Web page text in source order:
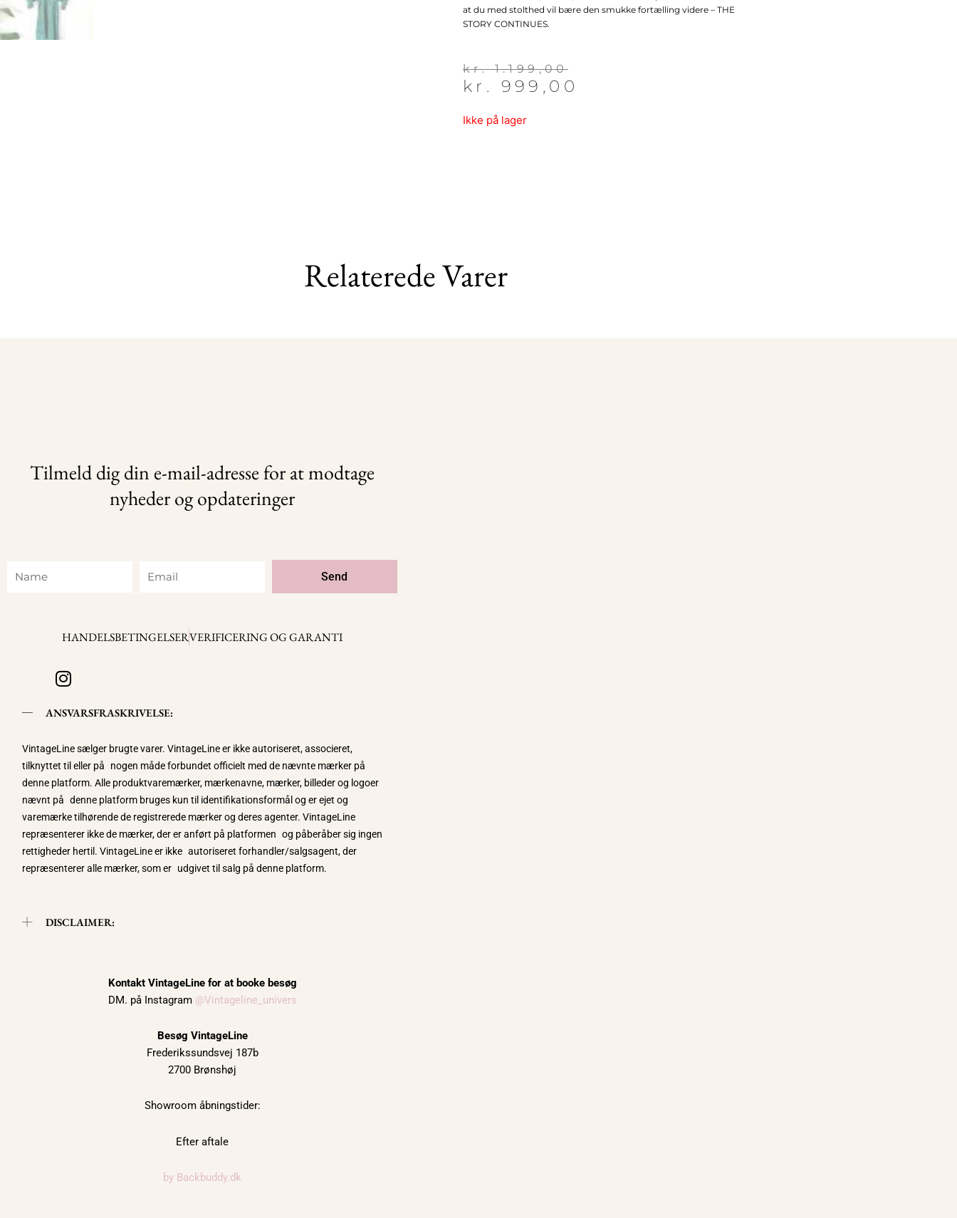
at du med stolthed vil bære den smukke fortælling videre – THE
STORY CONTINUES.
kr.1.199,00
Den
oprindelige
var:
kr. 999,00
Den
aktuelle
er:
Ikke på lager
Relaterede Varer
Tilmeld dig din e-mail-adresse for at modtage
nyheder og opdateringer
Send
HANDELSBETINGELSERVERIFICERING OG GARANTI
I
n
s
t
a
g
r
a
m
ANSVARSFRASKRIVELSE:
VintageLine sælger brugte varer. VintageLine er ikke autoriseret, associeret,
tilknyttet til eller på nogen måde forbundet officielt med de nævnte mærker på
denne platform. Alle produktvaremærker, mærkenavne, mærker, billeder og logoer
nævnt på denne platform bruges kun til identifikationsformål og er ejet og
varemærke tilhørende de registrerede mærker og deres agenter. VintageLine
repræsenterer ikke de mærker, der er anført på platformen og påberåber sig ingen
rettigheder hertil. VintageLine er ikke autoriseret forhandler/salgsagent, der
repræsenterer alle mærker, som er udgivet til salg på denne platform.
DISCLAIMER:
Kontakt VintageLine for at booke besøg
DM. på Instagram @Vintageline_univers
Besøg VintageLine
Frederikssundsvej 187b
2700 Brønshøj
Showroom åbningstider:
Efter aftale
by Backbuddy.dk